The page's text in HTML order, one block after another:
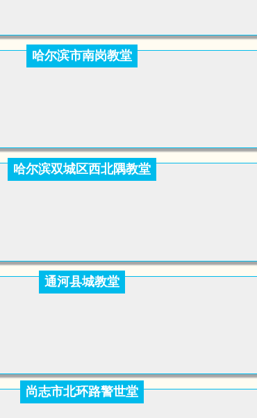
哈尔滨市南岗教堂
哈尔滨双城区西北隅教堂
通河县城教堂
尚志市北环路警世堂